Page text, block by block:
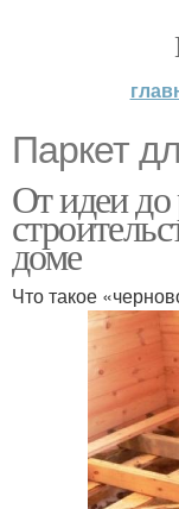
Паркет
От идеи до
доме
Что такое